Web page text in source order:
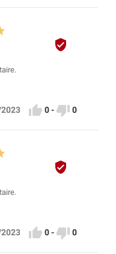

 0-  0

 0-  0